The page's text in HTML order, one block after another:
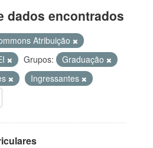
dados encontrados
Atribuição
Grupos:
Graduação
Ingressantes